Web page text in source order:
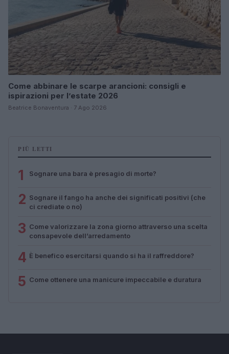
Come abbinare le scarpe arancioni: consigli e
ispirazioni per l’estate 2026
Beatrice Bonaventura · 7 Ago 2026
PIÙ LETTI
1 Sognare una bara è presagio di morte?
2 Sognare il fango ha anche dei significati positivi (che
ci crediate o no)
3 Come valorizzare la zona giorno attraverso una scelta
consapevole dell’arredamento
4 È benefico esercitarsi quando si ha il raffreddore?
5 Come ottenere una manicure impeccabile e duratura